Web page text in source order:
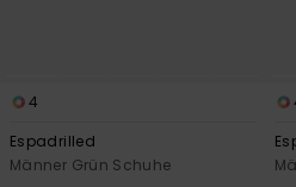
4
Espadrilled
Männer Grün Schuhe